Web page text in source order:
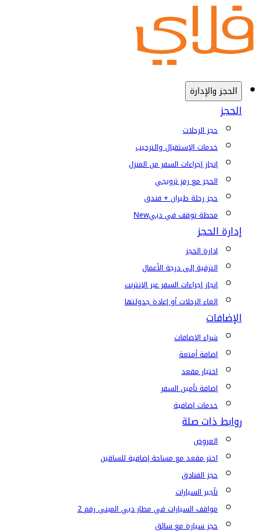
الحجز والإدارة
الحجز
حجز الرحلات
خدمات الإستقبال والترحيب
إنجاز إجراءات السفر من المنزل
الحجز مع رمز ترويجي
حجز رحلة طيران + فندق
محطة توقف في دبيNew
إدارة الحجز
إدارة الحجز
الترقية إلى درجة الأعمال
إنجاز إجراءات السفر عبر الإنترنت
إلغاء الرحلات أو إعادة جدولتها
الإضافات
شراء الإضافات
إضافة أمتعة
اختيار مقعد
إضافة تأمين السفر
خدمات إضافية
روابط ذات صلة
العروض
اختر مقعد مع مساحة إضافية للساقين
حجز الفنادق
تأجير السيارات
مواقف السيارات في مطار دبي المبنى رقم 2
حجز سيارة مع سائق